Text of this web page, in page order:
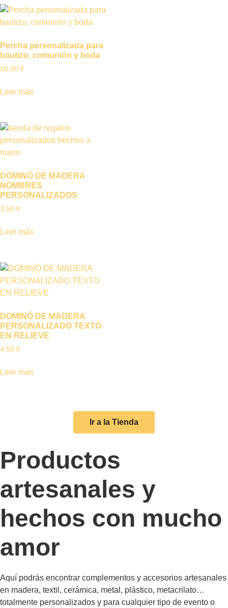
Percha personalizada para
bautizo, comunión y boda
10,00 €
Leer más
DOMINÓ DE MADERA
NOMBRES
PERSONALIZADOS
3,50 €
Leer más
DOMINÓ DE MADERA
PERSONALIZADO TEXTO
EN RELIEVE
4,50 €
Leer más
Ir a la Tienda
Productos
artesanales y
hechos con mucho
amor
Aquí podrás encontrar complementos y accesorios artesanales
en madera, textil, cerámica, metal, plástico, metacrilato…
totalmente personalizados y para cualquier tipo de evento o